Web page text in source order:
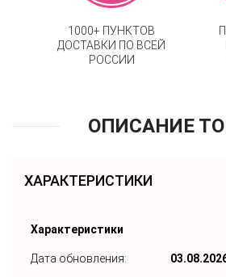
1000+ ПУНКТОВ
ДОСТАВКИ ПО ВСЕЙ
РОССИИ
ОПИСАНИЕ
ХАРАКТЕРИСТИКИ
Характеристики
Дата обновления: